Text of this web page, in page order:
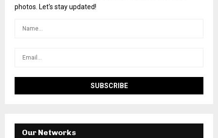
photos. Let's stay updated!
Our Networks